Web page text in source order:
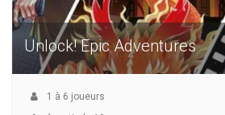
Unlock! Epic Adventures
1 à 6 joueurs